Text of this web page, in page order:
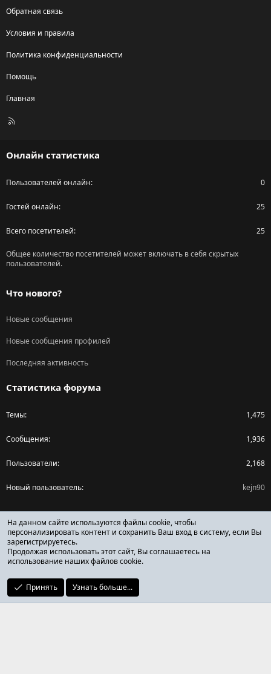
Обратная связь
Условия и правила
Политика конфиденциальности
Помощь
Главная
R
Онлайн статистика
Пользователей онлайн 0
Гостей онлайн 25
Всего посетителей 25
Общее количество посетителей может включать в себя скрытых
пользователей.
Что нового?
Новые сообщения
Новые сообщения профилей
Последняя активность
Статистика форума
Темы 1,475
Сообщения 1,936
Пользователи 2,168
Новый пользователь kejn90
Поделиться страницей
Facebook
X (Twitter)
Reddit
ОТЗЫВЫ ОНЛАЙН ФОРУМ
На данном сайте используются файлы cookie, чтобы
персонализировать контент и сохранить Ваш вход в систему, если Вы
зарегистрируетесь.
Продолжая использовать этот сайт, Вы соглашаетесь на
использование наших файлов cookie.
Принять Узнать больше...